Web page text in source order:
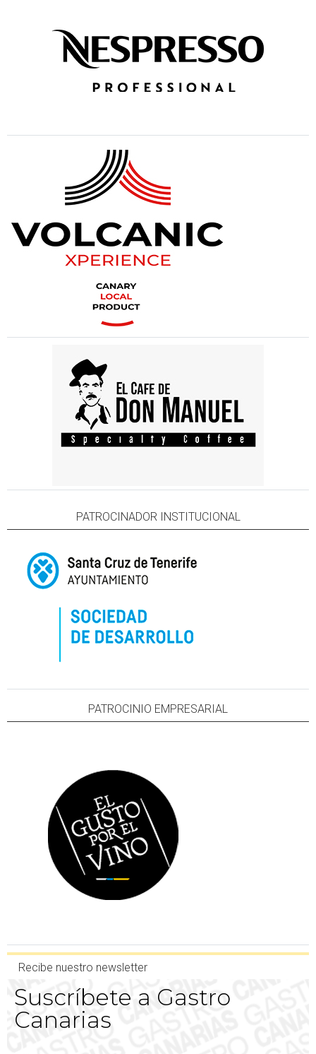
PATROCINADOR INSTITUCIONAL
PATROCINIO EMPRESARIAL
Recibe nuestro newsletter
Suscríbete a Gastro
Canarias